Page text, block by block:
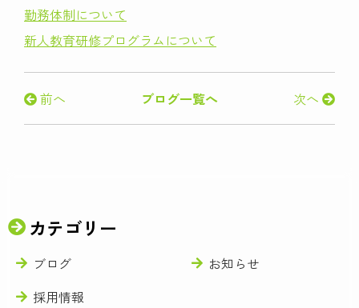
勤務体制について
新人教育研修プログラムについて
前へ 次へ
ブログ一覧へ
カテゴリー
ブログ
お知らせ
採用情報